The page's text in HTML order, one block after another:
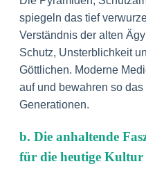
spiegeln das tief
Verständnis der alten
Schutz, Unsterblichkeit
Göttlichen. Moderne
auf und bewahren so
Generationen.
b. Die anhaltende
für die heutige Kultur